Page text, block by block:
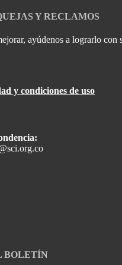
Y RECLAMOS
ayúdenos a lograrlo con
y condiciones de uso
BOLETÍN